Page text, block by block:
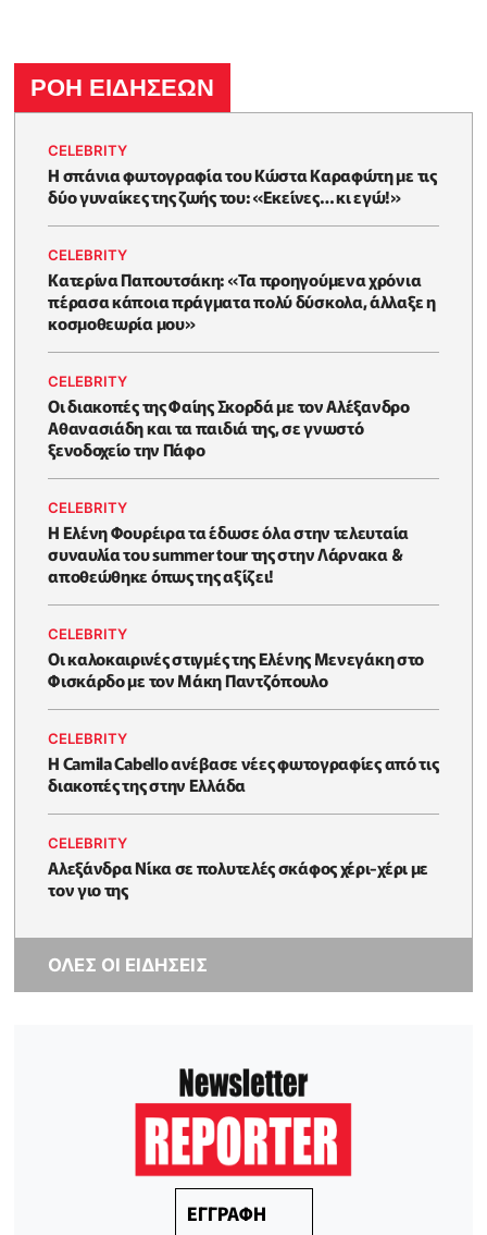
ΡΟΗ ΕΙΔΗΣΕΩΝ
CELEBRITY
Η σπάνια φωτογραφία του Κώστα Καραφώτη με τις
δύο γυναίκες της ζωής του: «Εκείνες… κι εγώ!»
CELEBRITY
Κατερίνα Παπουτσάκη: «Τα προηγούμενα χρόνια
πέρασα κάποια πράγματα πολύ δύσκολα, άλλαξε η
κοσμοθεωρία μου»
CELEBRITY
Οι διακοπές της Φαίης Σκορδά με τον Αλέξανδρο
Αθανασιάδη και τα παιδιά της, σε γνωστό
ξενοδοχείο την Πάφο
CELEBRITY
Η Ελένη Φουρέιρα τα έδωσε όλα στην τελευταία
συναυλία του summer tour της στην Λάρνακα &
αποθεώθηκε όπως της αξίζει!
CELEBRITY
Oι καλοκαιρινές στιγμές της Ελένης Μενεγάκη στο
Φισκάρδο με τον Μάκη Παντζόπουλο
CELEBRITY
Η Camila Cabello ανέβασε νέες φωτογραφίες από τις
διακοπές της στην Ελλάδα
CELEBRITY
Αλεξάνδρα Νίκα σε πολυτελές σκάφος χέρι-χέρι με
τον γιο της
ΟΛΕΣ ΟΙ ΕΙΔΗΣΕΙΣ
ΕΓΓΡΑΦΗ